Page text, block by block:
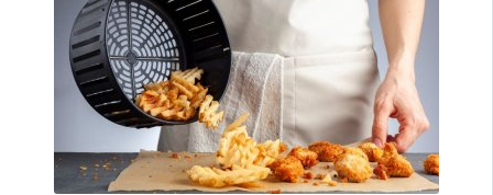
Tüm Tarifleri
BALIK
YEMEKLERI
Somon Kızartma